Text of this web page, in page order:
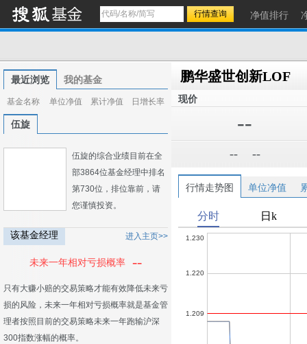
净值排行
最近浏览 我的基金
基金名称 单位净值 累计净值 日增长率
伍旋
伍旋的综合业绩目前在全
部3864位基金经理中排名
第730位，排位靠前，请
您谨慎投资。
该基金经理 进入主页>>
未来一年相对亏损概率 --
只有大赚小赔的交易策略才能有效降低未来亏
损的风险，未来一年相对亏损概率就是基金管
理者按照目前的交易策略未来一年跑输沪深
300指数涨幅的概率。
鹏华盛世创新LOF
现价
--
-- --
行情走势图 单位净值